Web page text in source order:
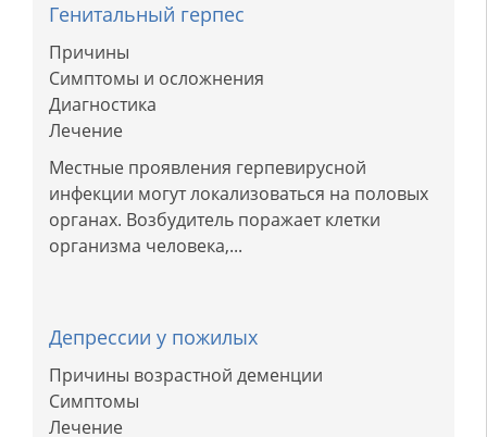
Генитальный герпес
Причины
Симптомы и осложнения
Диагностика
Лечение
Местные проявления герпевирусной
инфекции могут локализоваться на половых
органах. Возбудитель поражает клетки
организма человека,...
Депрессии у пожилых
Причины возрастной деменции
Симптомы
Лечение